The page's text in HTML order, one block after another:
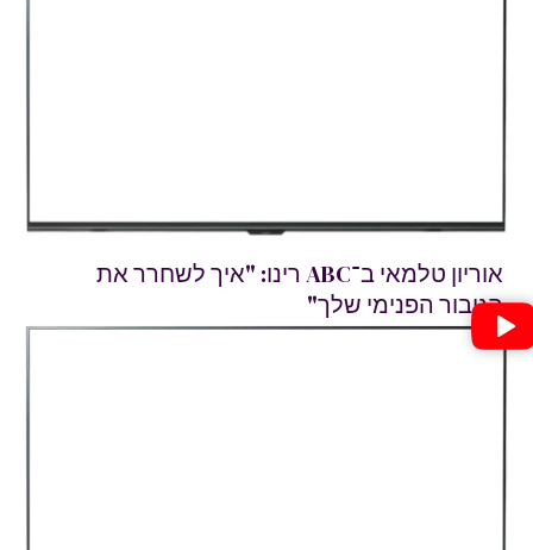
אוריון טלמאי ב־ABC רינו: "איך לשחרר את
הגיבור הפנימי שלך"